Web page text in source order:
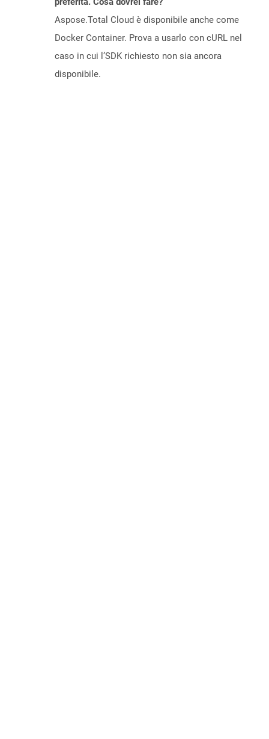
Aspose.Total Cloud è disponibile anche come
Docker Container. Prova a usarlo con cURL nel
caso in cui l’SDK richiesto non sia ancora
disponibile.